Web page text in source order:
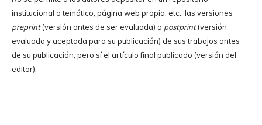
institucional o temático, página web propia, etc., las versiones
preprint(versión antes de ser evaluada) o postprint(versión
evaluada y aceptada para su publicación) de sus trabajos antes
de su publicación, pero sí el artículo final publicado (versión del
editor).